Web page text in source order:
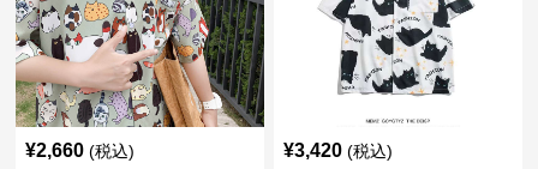
¥2,660 (税込) ¥3,420 (税込)